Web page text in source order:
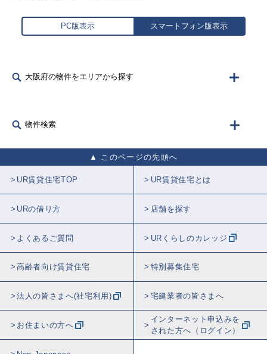
PC版表示 スマートフォン版表示
大阪府の物件をエリアから探す
物件検索
このページの先頭へ
UR賃貸住宅TOP UR賃貸住宅とは
URの借り方 店舗を探す
よくあるご質問 URくらしのカレッジ
高齢者向け賃貸住宅 特別募集住宅
法人の皆さまへ(社宅利用) 宅建業者の皆さまへ
お住まいの方へ
インターネット申込みを
された方へ（ログイン）